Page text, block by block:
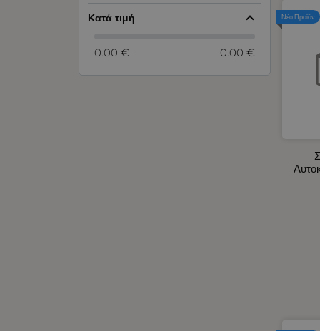
Νέο Προϊόν
Βεντιλατέρ Ψυγείων Αυτοκινήτου
Διακόπτες - Πρίζες Σκάφους -
Αυτοκινήτου
Διακόπτες Αυτοκινήτου -
Κατά τιμή
0.00 € 0.00 €